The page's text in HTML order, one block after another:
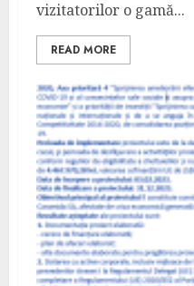
vizitatorilor o gamă...
READ MORE